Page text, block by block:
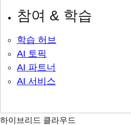
참여 & 학습
학습 허브
AI 토픽
AI 파트너
AI 서비스
하이브리드 클라우드